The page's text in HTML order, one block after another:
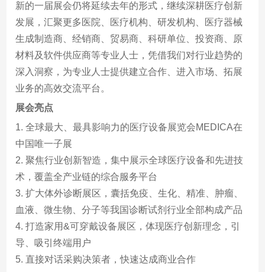
新的一届展会仍将延续去年的形式，继续深耕医疗创新
发展，汇聚更多医院、医疗机构、研发机构、医疗器械
生成制造商、经销商、贸易商、科研单位、投资商、原
材料及软件供应商等专业人士，凭借我们对行业趋势的
深入洞察，为专业人士提供建立合作、进入市场、拓展
业务的高效交流平台。
展会亮点
1. 全球最大、最具影响力的医疗设备展览会MEDICA在
中国唯一子展
2. 聚焦行业创新智造，集中展示全球医疗设备和先进技
术，覆盖全产业链的综合服务平台
3. 扩大体外诊断展区，囊括免疫、生化、精准、肿瘤、
血液、微生物、分子等我国诊断试剂行业全部构成产品
4. 打造家用&可穿戴设备展区，体现医疗创新理念，引
导、吸引终端用户
5. 直接对话采购决策者，快速达成商业合作